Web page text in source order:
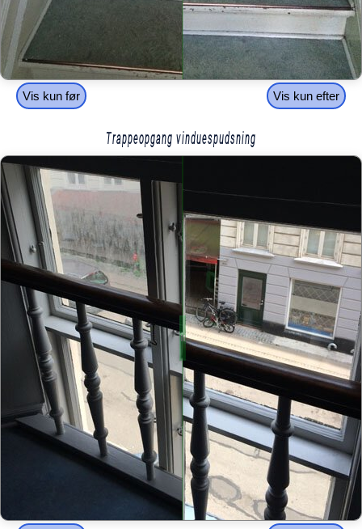
Vis kun før Vis kun efter
Trappeopgang vinduespudsning